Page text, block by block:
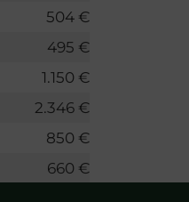
504 €
495 €
1.150 €
2.346 €
850 €
660 €